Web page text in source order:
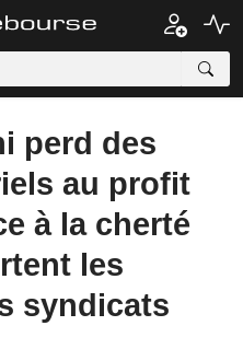
perd des
au profit
à la cherté
les
syndicats